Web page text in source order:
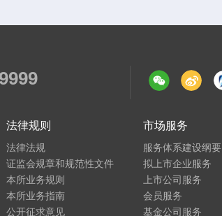
法律规则
法律法规
证监会规章和规范性文件
本所业务规则
本所业务指南
公开征求意见
市场服务
服务体系建设纲要
拟上市企业服务
上市公司服务
会员服务
基金公司服务